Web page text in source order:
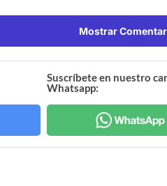
Mostrar
Suscríbete en nuestro
Whatsapp: